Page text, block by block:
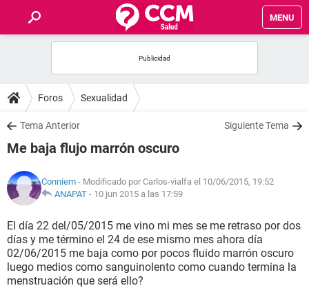
MENU
FOROS
SALUD
FAMILIA
NUTRICIÓN
BIENESTAR
SEXUALIDAD
Foros Sexualidad
Tema Anterior Siguiente Tema
Me baja flujo marrón oscuro
Conniem - Modificado por Carlos-vialfa el 10/06/2015, 19:52
ANAPAT - 10 jun 2015 a las 17:59
El día 22 del/05/2015 me vino mi mes se me retraso por dos
días y me término el 24 de ese mismo mes ahora día
02/06/2015 me baja como por pocos fluido marrón oscuro
luego medios como sanguinolento como cuando termina la
menstruación que será ello?